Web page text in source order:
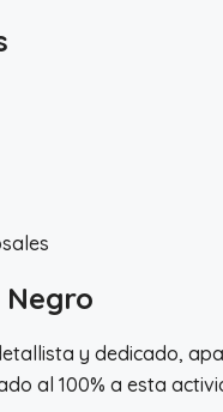
y dedicado,
al 100% a esta